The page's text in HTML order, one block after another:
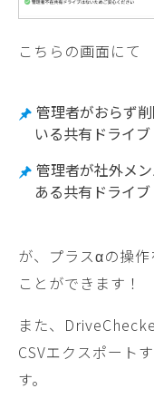
こちらの画面にて
管理者がおらず
いる共有ドライブ
管理者が社外メ
ある共有ドライブ
が、プラスαの操
ことができます！
また、
CSVエクスポート
す。